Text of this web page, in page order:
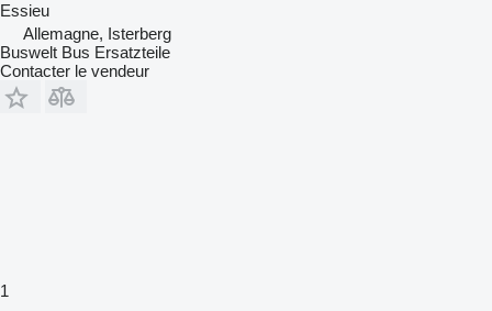
Essieu
Allemagne, Isterberg
Buswelt Bus Ersatzteile
Contacter le vendeur
1